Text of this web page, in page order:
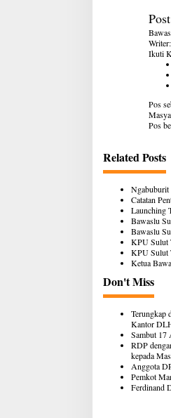
Ikuti
pos
Pos
Pos
Related Posts
Ngabuburit
Catatan
Launching
Bawaslu
Bawaslu
KPU Sulut
KPU Sulut
Ketua
Don't Miss
Terungkap
Kantor
Sambut 17
RDP
kepada
Anggota
Pemkot
Ferdinand